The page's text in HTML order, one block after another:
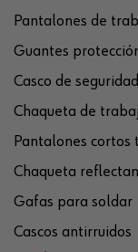
Pantalones de
Guantes
Casco de seguridad
Chaqueta de
Pantalones cortos
Chaqueta
Gafas para soldar
Cascos antirruidos